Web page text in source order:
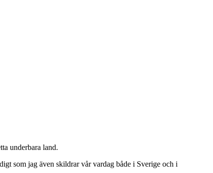
underbara land.
som jag även skildrar vår vardag både i Sverige och i